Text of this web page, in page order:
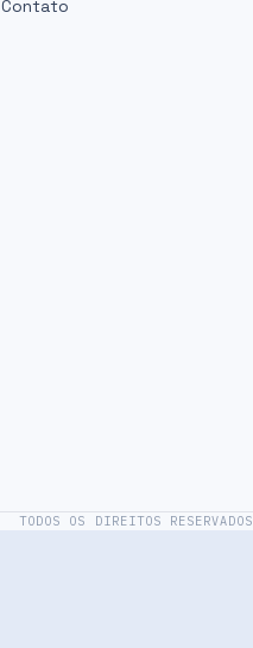
Contato
TODOS OS DIREITOS RESERVADOS